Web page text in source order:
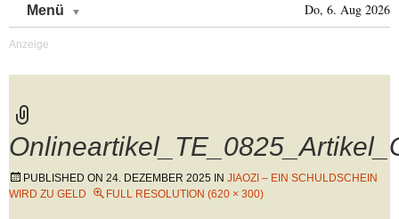
Menü Do, 6. Aug 2026
PUBLISHED ON 24. DEZEMBER 2025 IN JIAOZI – EIN SCHULDSCHEIN
WIRD ZU GELD
FULL RESOLUTION (620 × 300)